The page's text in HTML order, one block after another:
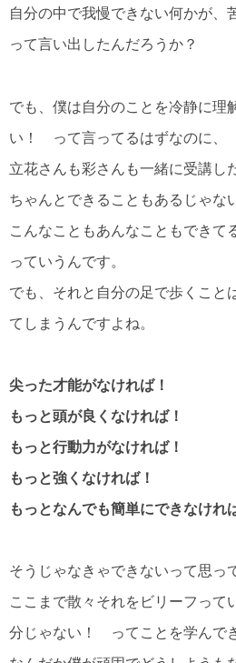
自分の中で我慢できない何かが、
って言い出したんだろうか？
でも、僕は自分のことを冷静に理
い！ って言ってるはずなのに、
立花さんも彩さんも一緒に受講し
ちゃんとできることもあるじゃな
こんなこともあんなこともできて
っていうんです。
でも、それと自分の足で歩くこ
てしまうんですよね。
尖った才能がなければ！
もっと頭が良くなければ！
もっと行動力がなければ！
もっと強くなければ！
もっとなんでも簡単にできなけれ
そうじゃなきゃできないって思っ
ここまで散々それをビリーフって
分じゃない！ ってことを学んで